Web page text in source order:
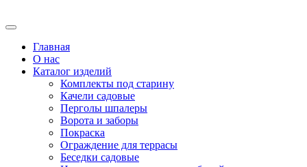
Главная
О нас
Каталог изделий
Комплекты под старину
Качели садовые
Перголы шпалеры
Ворота и заборы
Покраска
Ограждение для террасы
Беседки садовые